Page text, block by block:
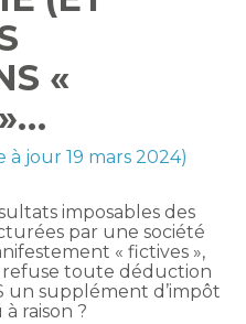
«
à jour 19 mars 2024)
imposables des
par une société
« fictives »,
refuse toute déduction
un supplément d’impôt
raison ?